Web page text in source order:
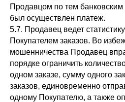
Продавцом по тем банковским
был осуществлен платеж.
5.7. Продавец ведет
Покупателем заказов. Во
мошенничества Продавец
порядке ограничить
одном заказе, сумму одного
заказов, единовременно
одному Покупателю, а также